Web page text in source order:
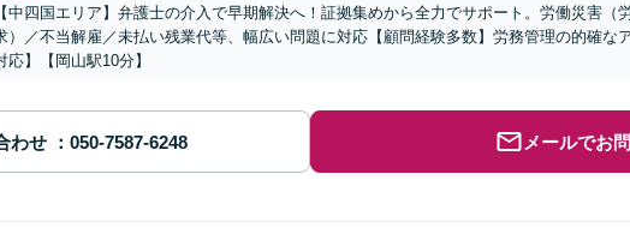
【中四国エリア】弁護士の介入で早期解決へ！証拠集めから全力でサポート。労働災害（
）／不当解雇／未払い残業代等、幅広い問題に対応【顧問経験多数】労務管理の的確な
応】【岡山駅10分】
わせ メールでお